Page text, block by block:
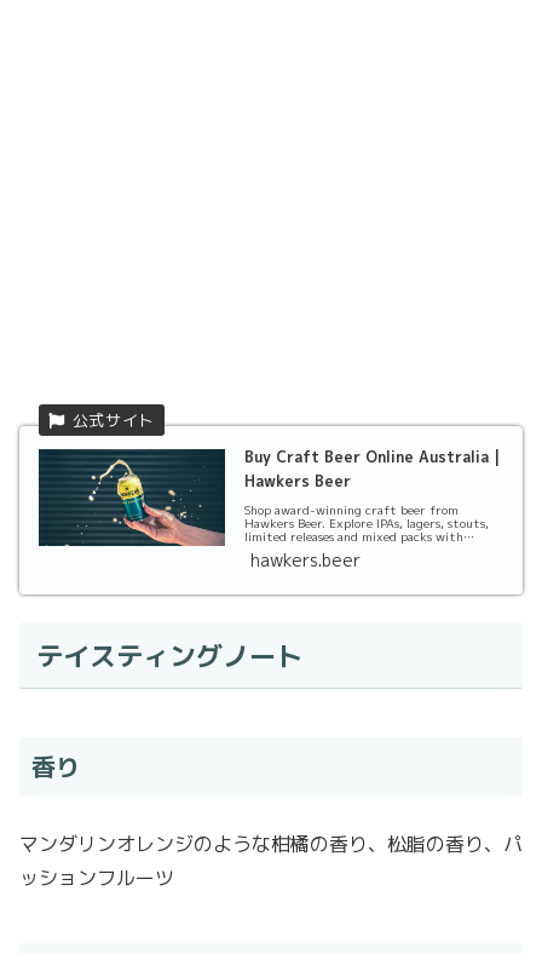
Buy Craft Beer Online Australia |
Hawkers Beer
Shop award-winning craft beer from
Hawkers Beer. Explore IPAs, lagers, stouts,
limited releases and mixed packs with
Australia-wide ...
hawkers.beer
テイスティングノート
香り
マンダリンオレンジのような柑橘の香り、松脂の香り、パ
ッションフルーツ